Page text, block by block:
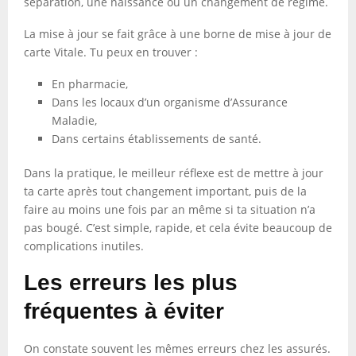
La mise à jour se fait grâce à une borne de mise à jour de
carte Vitale. Tu peux en trouver :
En pharmacie,
Dans les locaux d’un organisme d’Assurance
Maladie,
Dans certains établissements de santé.
Dans la pratique, le meilleur réflexe est de mettre à jour
ta carte après tout changement important, puis de la
faire au moins une fois par an même si ta situation n’a
pas bougé. C’est simple, rapide, et cela évite beaucoup de
complications inutiles.
Les erreurs les plus
fréquentes à éviter
On constate souvent les mêmes erreurs chez les assurés.